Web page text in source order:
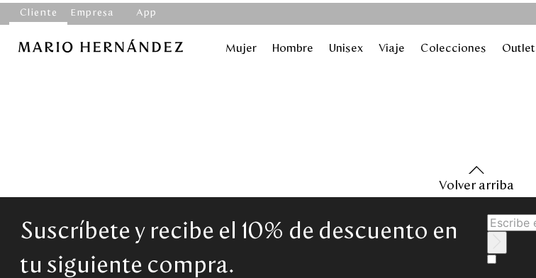
Cliente Empresa App
Mujer Hombre Unisex Viaje Colecciones Outlet
Volver arriba
Suscríbete y recibe el 10% de descuento en
tu siguiente compra.